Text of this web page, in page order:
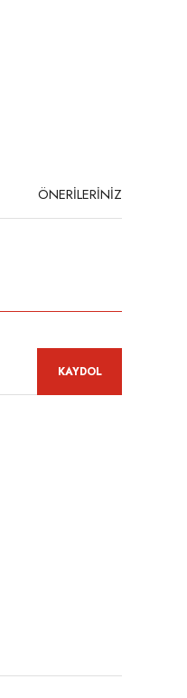
ÖNERİLERİNİZ
KAYDOL